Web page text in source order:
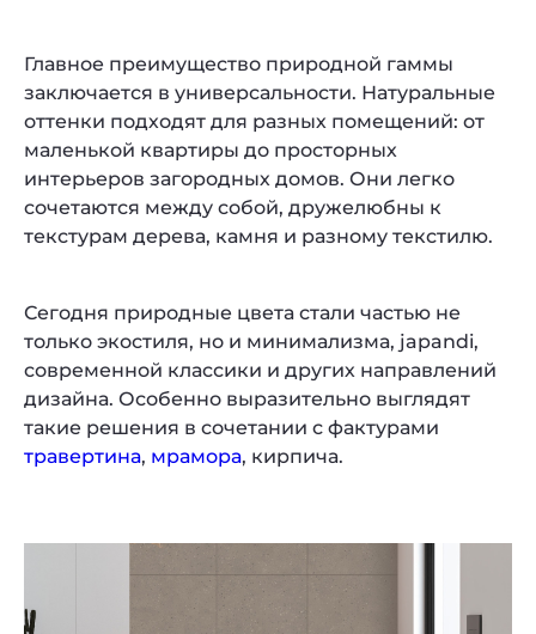
Главное преимущество природной гаммы
заключается в универсальности. Натуральные
оттенки подходят для разных помещений: от
маленькой квартиры до просторных
интерьеров загородных домов. Они легко
сочетаются между собой, дружелюбны к
текстурам дерева, камня и разному текстилю.
Сегодня природные цвета стали частью не
только экостиля, но и минимализма, japandi,
современной классики и других направлений
дизайна. Особенно выразительно выглядят
такие решения в сочетании с фактурами
травертина, мрамора, кирпича.